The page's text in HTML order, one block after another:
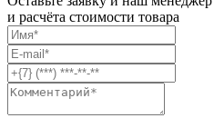
и расчёта стоимости товара